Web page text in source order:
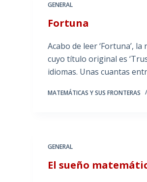
GENERAL
Fortuna
Acabo de leer ‘Fortuna’,
cuyo título original es
idiomas. Unas cuantas
MATEMÁTICAS Y SUS FRONTERAS
GENERAL
El sueño